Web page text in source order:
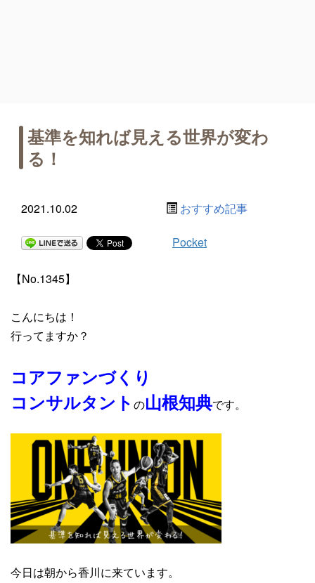
基準を知れば見える世界が変わ
る！
2021.10.02 おすすめ記事
Pocket
【No.1345】
こんにちは！
行ってますか？
コアファンづくり
コンサルタント の山根知典です。
今日は朝から香川に来ています。